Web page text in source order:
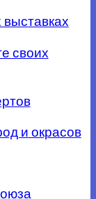
своих
и окрасов